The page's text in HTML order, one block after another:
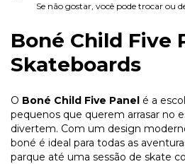
Se não gostar, você pode trocar ou
Boné Child Five
Skateboards
O Boné Child Five Panel é a
pequenos que querem arrasar no
divertem. Com um design
boné é ideal para todas as
parque até uma sessão de skate